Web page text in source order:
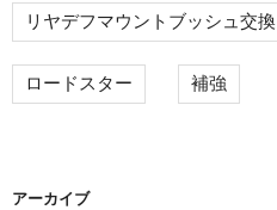
リヤデフマウントブッシュ交換
ロードスター 補強
アーカイブ